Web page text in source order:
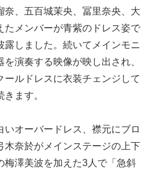
奈、五百城茉央、冨里奈央、大
たメンバーが青紫のドレス姿で
しました。続いてメインモニ
演奏する映像が映し出され、
ールドレスに衣装チェンジして
ます。
いオーバードレス、襟元にブロ
木奈於がメインステージの上下
梅澤美波を加えた3人で「急斜